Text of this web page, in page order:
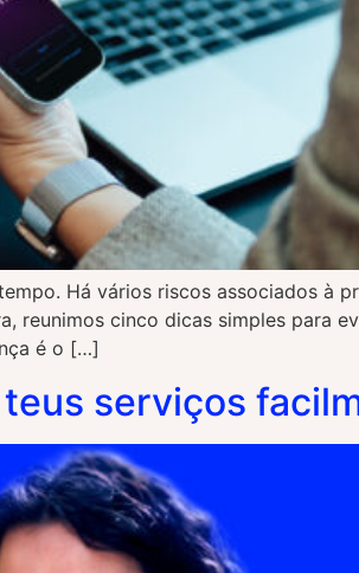
Há vários riscos associados à
reunimos cinco dicas simples para
é o […]
serviços